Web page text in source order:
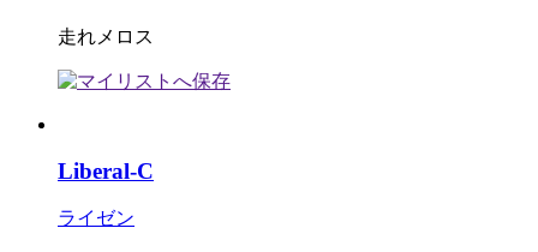
走れメロス
Liberal-C
ライゼン